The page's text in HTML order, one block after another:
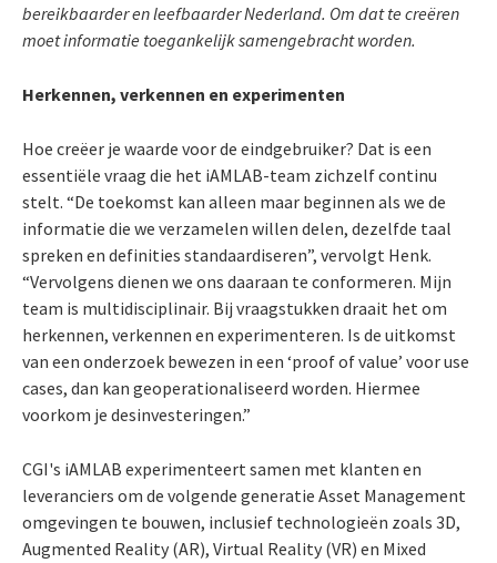
bereikbaarder en leefbaarder Nederland. Om dat te creëren
moet informatie toegankelijk samengebracht worden.
Herkennen, verkennen en experimenten
Hoe creëer je waarde voor de eindgebruiker? Dat is een
essentiële vraag die het iAMLAB-team zichzelf continu
stelt. “De toekomst kan alleen maar beginnen als we de
informatie die we verzamelen willen delen, dezelfde taal
spreken en definities standaardiseren”, vervolgt Henk.
“Vervolgens dienen we ons daaraan te conformeren. Mijn
team is multidisciplinair. Bij vraagstukken draait het om
herkennen, verkennen en experimenteren. Is de uitkomst
van een onderzoek bewezen in een ‘proof of value’ voor use
cases, dan kan geoperationaliseerd worden. Hiermee
voorkom je desinvesteringen.”
CGI's iAMLAB experimenteert samen met klanten en
leveranciers om de volgende generatie Asset Management
omgevingen te bouwen, inclusief technologieën zoals 3D,
Augmented Reality (AR), Virtual Reality (VR) en Mixed